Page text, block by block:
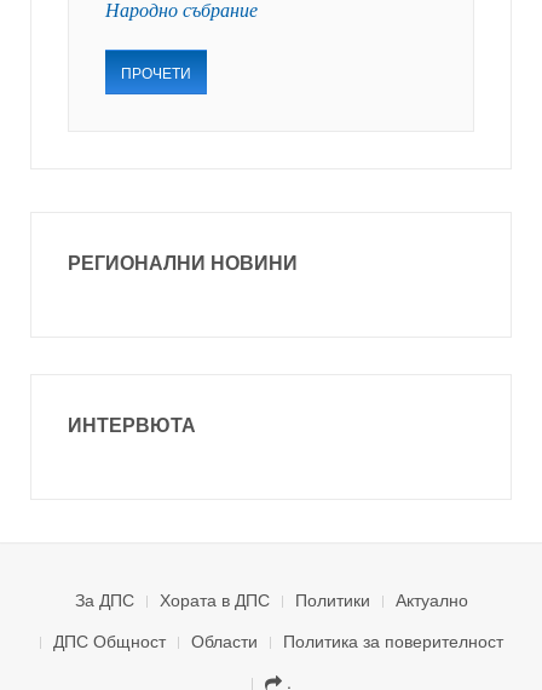
Народно събрание
ПРОЧЕТИ
РЕГИОНАЛНИ НОВИНИ
ИНТЕРВЮТА
За ДПС Хората в ДПС Политики
Актуално
ДПС Общност
Области
Политика за поверителност
.